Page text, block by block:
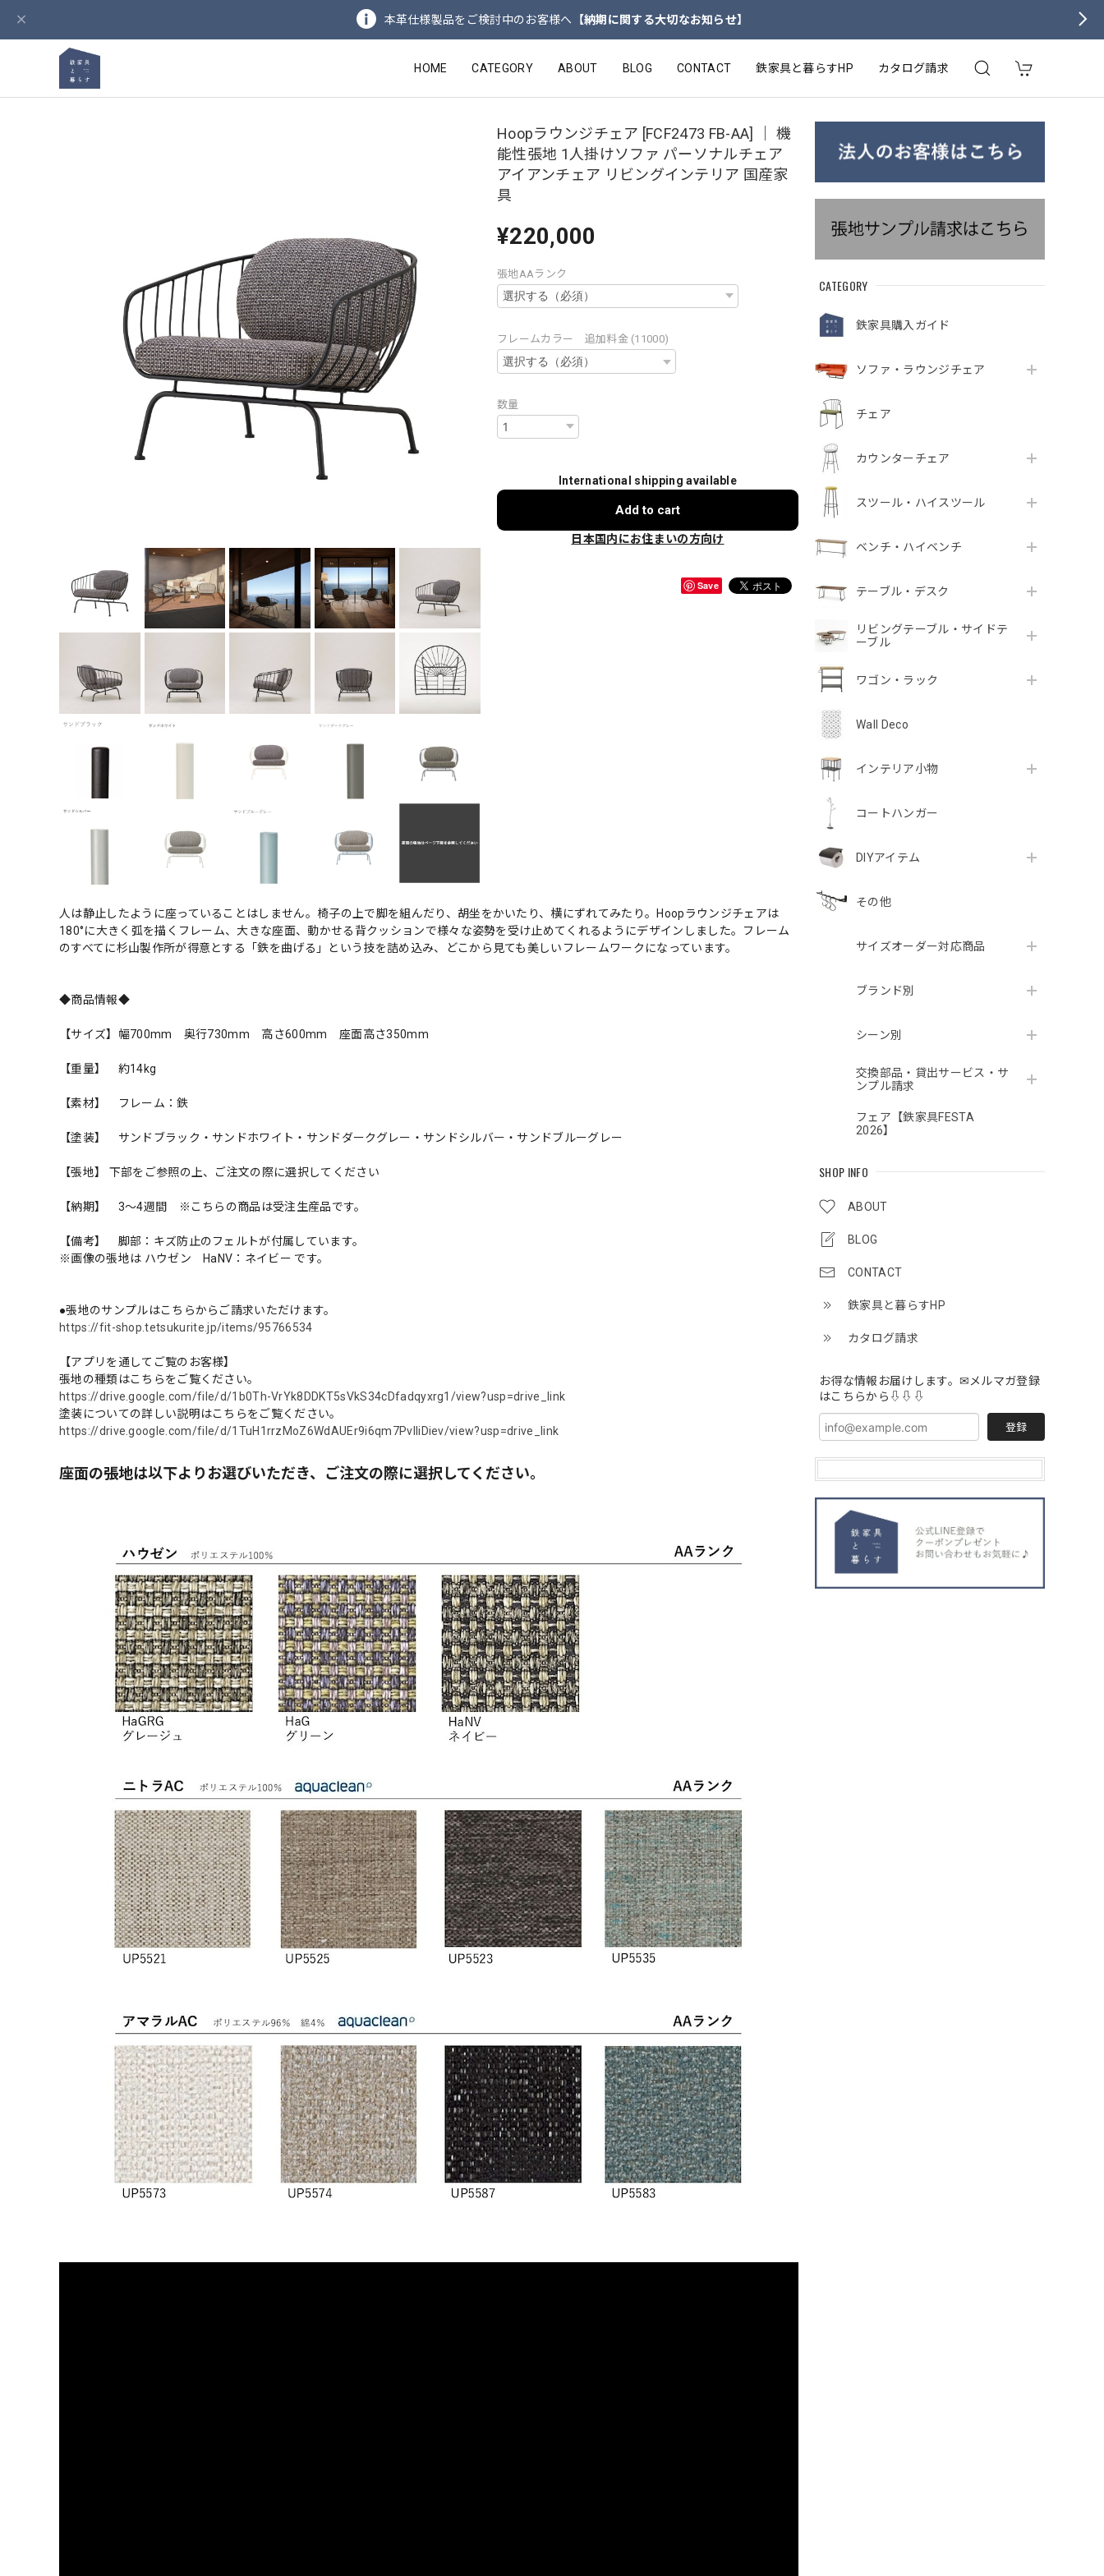
本革仕様製品をご検討中のお客様へ 【納期に関する大切なお知らせ】
HOME CATEGORY ABOUT BLOG CONTACT 鉄家具と暮らすHP カタログ請求
CATEGORY
鉄家具購入ガイド
ソファ・ラウンジチェア
チェア
カウンターチェア
スツール・ハイスツール
ベンチ・ハイベンチ
テーブル・デスク
リビングテーブル・サイドテ
ーブル
ワゴン・ラック
Wall Deco
インテリア小物
コートハンガー
DIYアイテム
その他
サイズオーダー対応商品
ブランド別
シーン別
交換部品・貸出サービス・サ
ンプル請求
フェア【鉄家具FESTA
2026】
SHOP INFO
ABOUT
BLOG
CONTACT
鉄家具と暮らすHP
カタログ請求
お得な情報お届けします。✉メルマガ登録
はこちらから⇩⇩⇩
登録
Hoopラウンジチェア [FCF2473 FB-AA] ｜ 機
能性張地 1人掛けソファ パーソナルチェア
アイアンチェア リビングインテリア 国産家
具
¥220,000
張地AAランク
フレームカラー 追加料金 (11000)
数量
International shipping available
Add to cart
日本国内にお住まいの方向け
Save
人は静止したように座っていることはしません。椅子の上で脚を組んだり、胡坐をかいたり、横にずれてみたり。Hoopラウンジチェアは
180°に大きく弧を描くフレーム、大きな座面、動かせる背クッションで様々な姿勢を受け止めてくれるようにデザインしました。フレーム
のすべてに杉山製作所が得意とする「鉄を曲げる」という技を詰め込み、どこから見ても美しいフレームワークになっています。
◆商品情報◆
【サイズ】幅700mm 奥行730mm 高さ600mm 座面高さ350mm
【重量】 約14kg
【素材】 フレーム：鉄
【塗装】 サンドブラック・サンドホワイト・サンドダークグレー・サンドシルバー・サンドブルーグレー
【張地】 下部をご参照の上、ご注文の際に選択してください
【納期】 3～4週間 ※こちらの商品は受注生産品です。
【備考】 脚部：キズ防止のフェルトが付属しています。
※画像の張地は ハウゼン HaNV：ネイビー です。
●張地のサンプルはこちらからご請求いただけます。
https://fit-shop.tetsukurite.jp/items/95766534
【アプリを通してご覧のお客様】
張地の種類はこちらをご覧ください。
https://drive.google.com/file/d/1b0Th-VrYk8DDKT5sVkS34cDfadqyxrg1/view?usp=drive_link
塗装についての詳しい説明はこちらをご覧ください。
https://drive.google.com/file/d/1TuH1rrzMoZ6WdAUEr9i6qm7PvIIiDiev/view?usp=drive_link
座面の張地は以下よりお選びいただき、ご注文の際に選択してください。